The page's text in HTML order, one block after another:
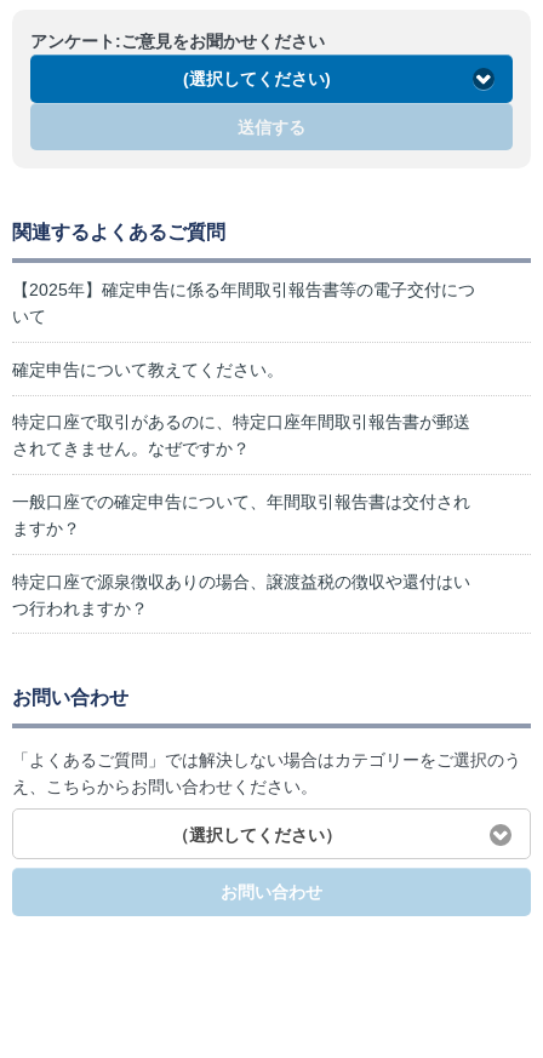
アンケート:ご意見をお聞かせください
(選択してください)
送信する
関連するよくあるご質問
【2025年】確定申告に係る年間取引報告書等の電子交付につ
いて
確定申告について教えてください。
特定口座で取引があるのに、特定口座年間取引報告書が郵送
されてきません。なぜですか？
一般口座での確定申告について、年間取引報告書は交付され
ますか？
特定口座で源泉徴収ありの場合、譲渡益税の徴収や還付はい
つ行われますか？
お問い合わせ
「よくあるご質問」では解決しない場合はカテゴリーをご選択のう
え、こちらからお問い合わせください。
（選択してください）
お問い合わせ